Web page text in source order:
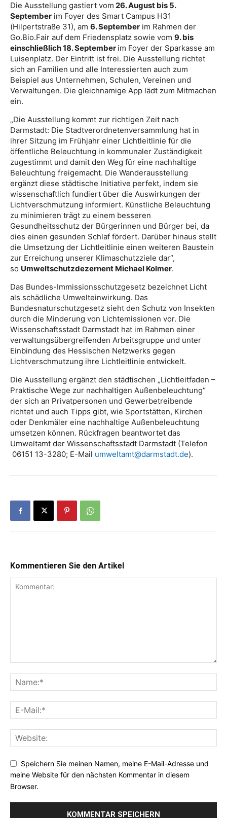
Die Ausstellung gastiert vom 26. August bis 5.
September im Foyer des Smart Campus H31
(Hilpertstraße 31), am 6. September im Rahmen der
Go.Bio.Fair auf dem Friedensplatz sowie vom 9. bis
einschließlich 18. September im Foyer der Sparkasse am
Luisenplatz. Der Eintritt ist frei. Die Ausstellung richtet
sich an Familien und alle Interessierten auch zum
Beispiel aus Unternehmen, Schulen, Vereinen und
Verwaltungen. Die gleichnamige App lädt zum Mitmachen
ein.
„Die Ausstellung kommt zur richtigen Zeit nach
Darmstadt: Die Stadtverordnetenversammlung hat in
ihrer Sitzung im Frühjahr einer Lichtleitlinie für die
öffentliche Beleuchtung in kommunaler Zuständigkeit
zugestimmt und damit den Weg für eine nachhaltige
Beleuchtung freigemacht. Die Wanderausstellung
ergänzt diese städtische Initiative perfekt, indem sie
wissenschaftlich fundiert über die Auswirkungen der
Lichtverschmutzung informiert. Künstliche Beleuchtung
zu minimieren trägt zu einem besseren
Gesundheitsschutz der Bürgerinnen und Bürger bei, da
dies einen gesunden Schlaf fördert. Darüber hinaus stellt
die Umsetzung der Lichtleitlinie einen weiteren Baustein
zur Erreichung unserer Klimaschutzziele dar“,
so Umweltschutzdezernent Michael Kolmer.
Das Bundes-Immissionsschutzgesetz bezeichnet Licht
als schädliche Umwelteinwirkung. Das
Bundesnaturschutzgesetz sieht den Schutz von Insekten
durch die Minderung von Lichtemissionen vor. Die
Wissenschaftsstadt Darmstadt hat im Rahmen einer
verwaltungsübergreifenden Arbeitsgruppe und unter
Einbindung des Hessischen Netzwerks gegen
Lichtverschmutzung ihre Lichtleitlinie entwickelt.
Die Ausstellung ergänzt den städtischen „Lichtleitfaden –
Praktische Wege zur nachhaltigen Außenbeleuchtung“
der sich an Privatpersonen und Gewerbetreibende
richtet und auch Tipps gibt, wie Sportstätten, Kirchen
oder Denkmäler eine nachhaltige Außenbeleuchtung
umsetzen können. Rückfragen beantwortet das
Umweltamt der Wissenschaftsstadt Darmstadt (Telefon
06151 13-3280; E-Mail umweltamt@darmstadt.de).
Kommentieren Sie den Artikel
Speichern Sie meinen Namen, meine E-Mail-Adresse und
meine Website für den nächsten Kommentar in diesem
Browser.